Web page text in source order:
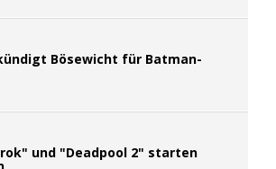
Bösewicht für Batman-
und "Deadpool 2" starten